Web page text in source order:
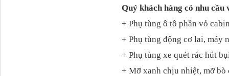
Quý khách hàng có nhu cầu
+ Phụ tùng ô tô phần vỏ
+ Phụ tùng động cơ lai, máy
+ Phụ tùng xe quét rác hút
+ Mỡ xanh chịu nhiệt, mỡ